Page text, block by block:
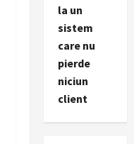
la un
sistem
care nu
pierde
niciun
client